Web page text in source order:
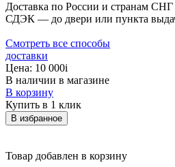
Доставка по России и странам СНГ
СДЭК — до двери или пункта
Смотреть все способы
доставки
Цена: 10 000i
В наличии в магазине
В корзину
Купить в 1 клик
В избранное
Товар добавлен в корзину